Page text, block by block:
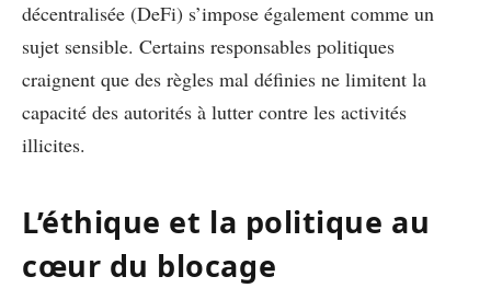
décentralisée (DeFi) s’impose également comme un
sujet sensible. Certains responsables politiques
craignent que des règles mal définies ne limitent la
capacité des autorités à lutter contre les activités
illicites.
L’éthique et la politique au
cœur du blocage